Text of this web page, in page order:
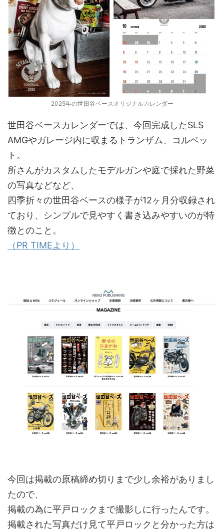
2025年の世田谷ベースオリジナルカレンダー
世田谷ベースカレンダーでは、今回完成したSLS
AMGやガレージ内に収まるトランザム、コルベッ
ト。
所さんがカスタムしたモデルガンや庭で採れた野菜
の写真などなど、
四季折々の世田谷ベースの様子が12ヶ月分収録され
ており、シンプルで見やすく書き込みやすいのが特
徴とのこと。
（PR TIMEより）
今回は掲載の原稿締め切りまで少し余裕がありまし
たので、
掲載の為に平戸ロックまで撮影しに行ったんです。
掲載された写真だけ見て平戸ロックと分かった方は